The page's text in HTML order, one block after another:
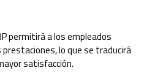
permitirá a los empleados
lo que se traducirá
satisfacción.